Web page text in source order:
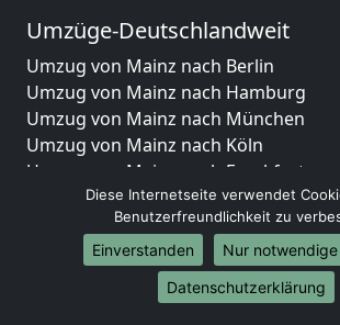
Umzüge-Deutschlandweit
Umzug von Mainz nach Berlin
Umzug von Mainz nach Hamburg
Umzug von Mainz nach München
Umzug von Mainz nach Köln
Umzug von Mainz nach Frankfurt am
Umzug von Mainz nach Stuttgart
Umzug von Mainz nach Düsseldorf
Umzug von Mainz nach Leipzig
Umzug von Mainz nach Dortmund
Umzug von Mainz nach Essen
Diese Internetseite verwendet
Benutzerfreundlichkeit zu
Einverstanden
Nur
Datenschutzerklärung